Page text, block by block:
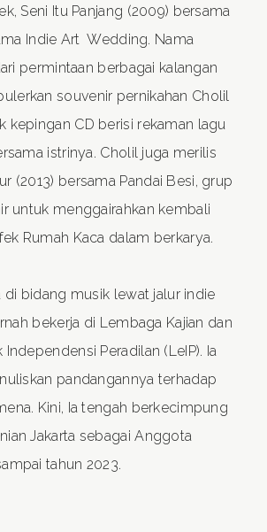
Seni Itu Panjang (2009) bersama
Indie Art Wedding. Nama
permintaan berbagai kalangan
souvenir pernikahan Cholil
kepingan CD berisi rekaman lagu
istrinya. Cholil juga merilis
(2013) bersama Pandai Besi, grup
untuk menggairahkan kembali
Rumah Kaca dalam berkarya.
di bidang musik lewat jalur indie
bekerja di Lembaga Kajian dan
Peradilan (LeIP). Ia
pandangannya terhadap
Kini, Ia tengah berkecimpung
Jakarta sebagai Anggota
tahun 2023.